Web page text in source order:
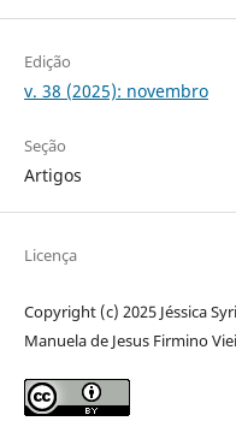
Edição
v. 38 (2025): novembro
Seção
Artigos
Licença
Copyright (c) 2025 Jéssica
Manuela de Jesus Firmino